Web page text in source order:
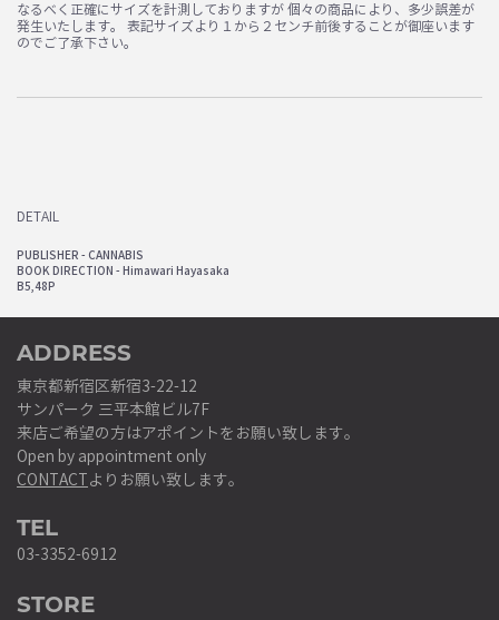
なるべく正確にサイズを計測しておりますが 個々の商品により、多少誤差が
発生いたします。 表記サイズより１から２センチ前後することが御座います
のでご了承下さい。
DETAIL
PUBLISHER - CANNABIS
BOOK DIRECTION - Himawari Hayasaka
B5,48P
ADDRESS
東京都新宿区新宿3-22-12
サンパーク 三平本館ビル7F
来店ご希望の方はアポイントをお願い致します。
Open by appointment only
CONTACTよりお願い致します。
TEL
03-3352-6912
STORE